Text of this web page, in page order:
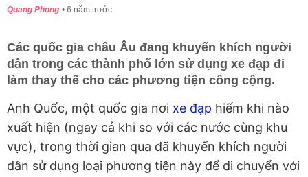
Quang Phong 6 năm trước
Các quốc gia châu Âu đang khuyến khích người
dân trong các thành phố lớn sử dụng xe đạp đi
làm thay thế cho các phương tiện công cộng.
Anh Quốc, một quốc gia nơi xe đạp hiếm khi nào
xuất hiện (ngay cả khi so với các nước cùng khu
vực), trong thời gian qua đã khuyến khích người
dân sử dụng loại phương tiện này để di chuyển với